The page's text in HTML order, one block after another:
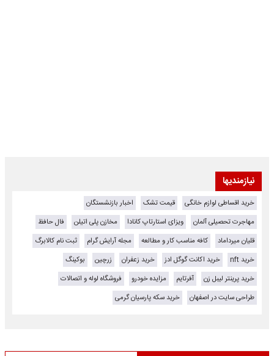
نیازمندیها
خرید اقساطی لوازم خانگی قیمت تشک
اخبار بازنشستگان
مهاجرت تحصیلی آلمان
ویزای استارتاپ کانادا مخازن پلی اتیلن
فال حافظ
قلیان میرداماد
کافه مناسب کار و مطالعه مجله آرایش گرام
ثبت نام کالابرگ
خرید nft
خرید اکانت گوگل ادز خرید زعفران زرچین
بوکینگ
خرید پرینتر لیبل زن
آفرتایم مزایده خودرو
فروشگاه لوله و اتصالات
طراحی سایت در اصفهان
خرید سکه پارسیان گرمی